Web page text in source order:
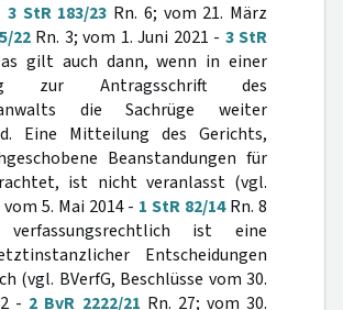
3 StR 183/23 Rn. 6; vom 21. März
22Rn. 3; vom 1. Juni 2021 - 3 StR
gilt auch dann, wenn in einer
zur Antragsschrift des
die Sachrüge weiter
Eine Mitteilung des Gerichts,
Beanstandungen für
ist nicht veranlasst (vgl.
5. Mai 2014 - 1 StR 82/14Rn. 8
ist eine
Entscheidungen
(vgl. BVerfG, Beschlüsse vom 30.
- 2 BvR 2222/21 Rn. 27; vom 30.